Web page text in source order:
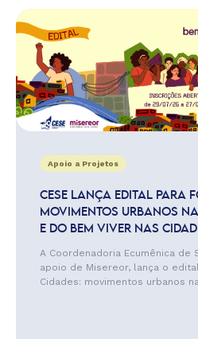
Apoio a Projetos
CESE LANÇA EDITAL PARA
MOVIMENTOS URBANOS NA
E DO BEM VIVER NAS
A Coordenadoria Ecumênica de
apoio de Misereor, lança o
Cidades: movimentos urbanos